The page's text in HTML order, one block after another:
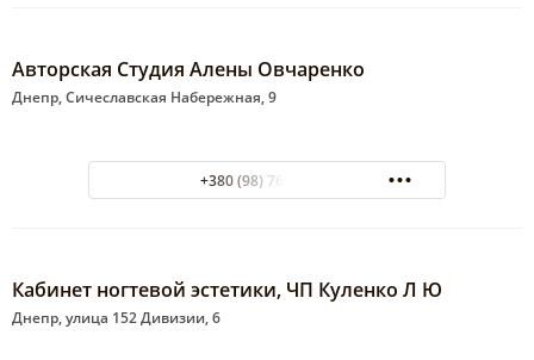
Авторская Студия Алены Овчаренко
Днепр, Сичеславская Набережная, 9
+380 (98) 760-49-34
Кабинет ногтевой эстетики, ЧП Куленко Л Ю
Днепр, улица 152 Дивизии, 6